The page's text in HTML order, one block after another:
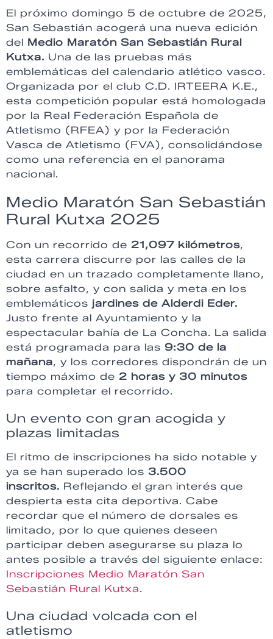
El próximo domingo 5 de octubre de 2025,
San Sebastián acogerá una nueva edición
del Medio Maratón San Sebastián Rural
Kutxa. Una de las pruebas más
emblemáticas del calendario atlético vasco.
Organizada por el club C.D. IRTEERA K.E.,
esta competición popular está homologada
por la Real Federación Española de
Atletismo (RFEA) y por la Federación
Vasca de Atletismo (FVA), consolidándose
como una referencia en el panorama
nacional.
Medio Maratón San Sebastián
Rural Kutxa 2025
Con un recorrido de 21,097 kilómetros,
esta carrera discurre por las calles de la
ciudad en un trazado completamente llano,
sobre asfalto, y con salida y meta en los
emblemáticos jardines de Alderdi Eder.
Justo frente al Ayuntamiento y la
espectacular bahía de La Concha. La salida
está programada para las 9:30 de la
mañana, y los corredores dispondrán de un
tiempo máximo de 2 horas y 30 minutos
para completar el recorrido.
Un evento con gran acogida y
plazas limitadas
El ritmo de inscripciones ha sido notable y
ya se han superado los 3.500
inscritos. Reflejando el gran interés que
despierta esta cita deportiva. Cabe
recordar que el número de dorsales es
limitado, por lo que quienes deseen
participar deben asegurarse su plaza lo
antes posible a través del siguiente enlace:
Inscripciones Medio Maratón San
Sebastián Rural Kutxa.
Una ciudad volcada con el
atletismo